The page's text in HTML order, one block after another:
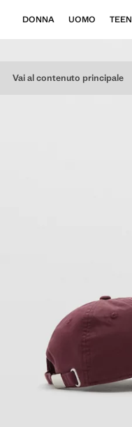
Vai al contenuto principale
DONNA UOMO TEEN